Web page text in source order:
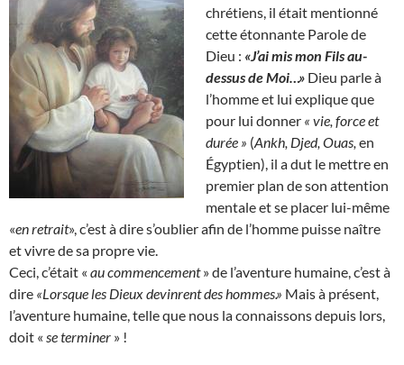
chrétiens, il était mentionné
cette étonnante Parole de
Dieu : «J’ai mis mon Fils au-
dessus de Moi…» Dieu parle à
l’homme et lui explique que
pour lui donner « vie, force et
durée » (Ankh, Djed, Ouas, en
Égyptien), il a dut le mettre en
premier plan de son attention
mentale et se placer lui-même
«en retrait», c’est à dire s’oublier afin de l’homme puisse naître
et vivre de sa propre vie.
Ceci, c’était « au commencement» de l’aventure humaine, c’est à
dire «Lorsque les Dieux devinrent des hommes.» Mais à présent,
l’aventure humaine, telle que nous la connaissons depuis lors,
doit « se terminer » !